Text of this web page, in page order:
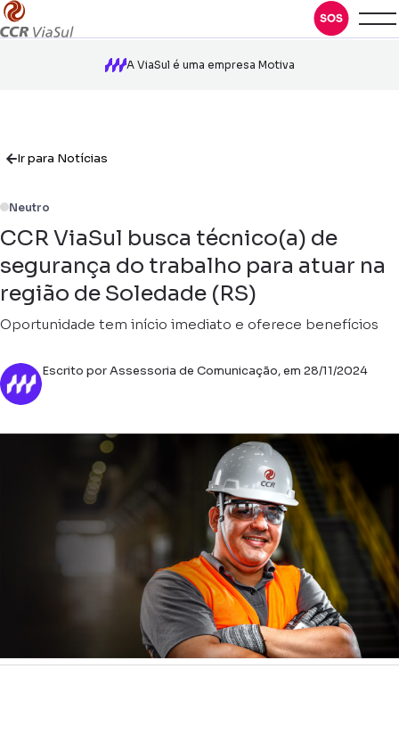
A ViaSul é uma empresa Motiva
Ir para Notícias
Neutro
CCR ViaSul busca técnico(a) de
segurança do trabalho para atuar na
região de Soledade (RS)
Oportunidade tem início imediato e oferece benefícios
Escrito por Assessoria de Comunicação, em 28/11/2024